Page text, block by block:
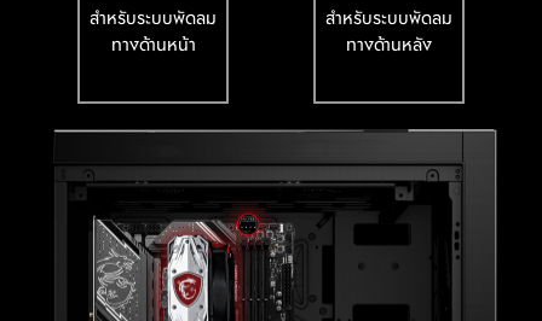
สำหรับระบบพัดลม
ทางด้านหน้า
สำหรับระบบพัดลม
ทางด้านหลัง
PCB ทั้งหมด 6 ชั้น
พร้อมทองแดงหนา 2 ออนซ์
MORE FOR PERFORMANCE